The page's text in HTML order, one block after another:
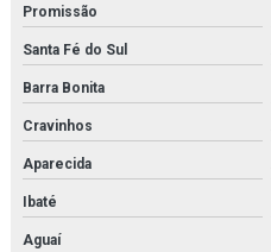
Promissão
Santa Fé do Sul
Barra Bonita
Cravinhos
Aparecida
Ibaté
Aguaí